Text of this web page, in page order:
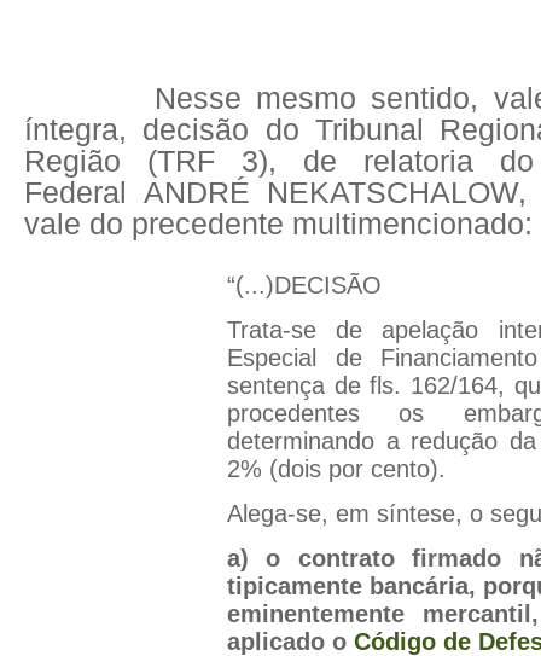
Nesse mesmo sentido,
íntegra, decisão do Tribunal
Região (TRF 3), de relatoria do
Federal ANDRÉ
vale do precedente multimencionado:
“(...)DECISÃO
Trata-se de apelação
Especial de
sentença de fls. 162/164,
procedentes os
determinando a redução
2% (dois por cento).
Alega-se, em síntese, o
a) o contrato firmado
tipicamente bancária,
eminentemente
aplicado o Código de